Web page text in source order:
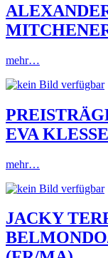
mehr…
EVA
mehr…
JACKY